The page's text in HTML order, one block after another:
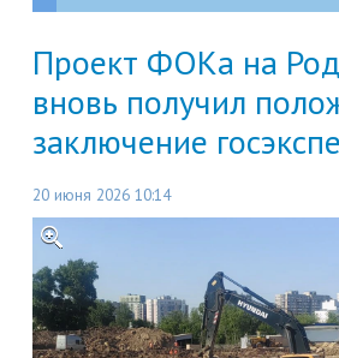
Проект ФОКа на
вновь получил
заключение
20 июня 2026 10:14